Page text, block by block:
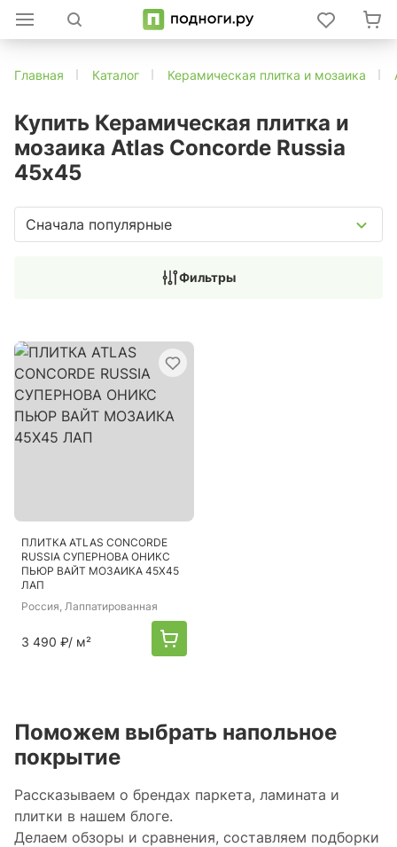
Главная Каталог Керамическая плитка и мозаика
Купить Керамическая плитка и
мозаика Atlas Concorde Russia
45x45
Сначала популярные
Фильтры
ПЛИТКА ATLAS CONCORDE
RUSSIA СУПЕРНОВА ОНИКС
ПЬЮР ВАЙТ МОЗАИКА 45X45
ЛАП
Россия, Лаппатированная
3 490 ₽/ м²
Поможем выбрать напольное
покрытие
Рассказываем о брендах паркета, ламината и
плитки в нашем блоге.
Делаем обзоры и сравнения, составляем подборки